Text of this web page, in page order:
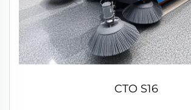
CTO S16